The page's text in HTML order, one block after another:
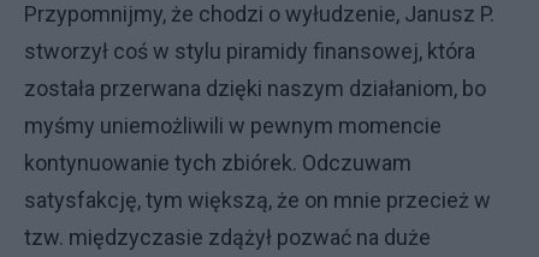
Przypomnijmy, że chodzi o wyłudzenie, Janusz P.
stworzył coś w stylu piramidy finansowej, która
została przerwana dzięki naszym działaniom, bo
myśmy uniemożliwili w pewnym momencie
kontynuowanie tych zbiórek. Odczuwam
satysfakcję, tym większą, że on mnie przecież w
tzw. międzyczasie zdążył pozwać na duże